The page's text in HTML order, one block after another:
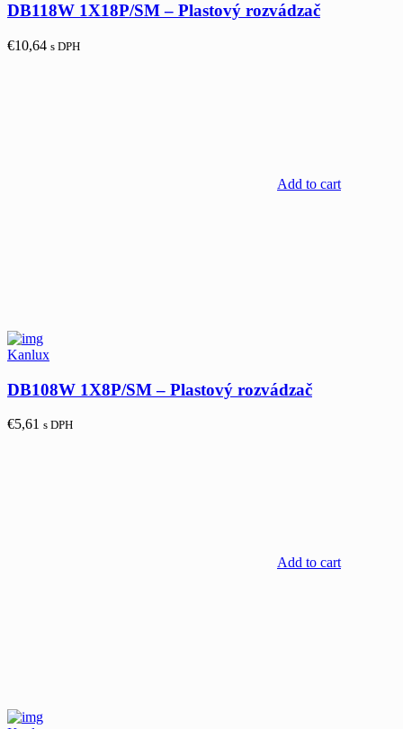
DB118W 1X18P/SM – Plastový rozvádzač
€10,64 s DPH
Add to cart
Kanlux
DB108W 1X8P/SM – Plastový rozvádzač
€5,61 s DPH
Add to cart